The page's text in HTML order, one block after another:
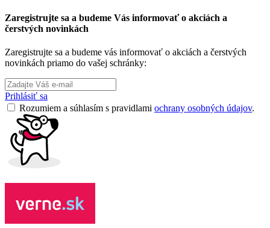
Zaregistrujte sa a budeme Vás informovať o akciách a
čerstvých novinkách
Zaregistrujte sa a budeme vás informovať o akciách a čerstvých
novinkách priamo do vašej schránky:
Prihlásiť sa
Rozumiem a súhlasím s pravidlami ochrany osobných údajov.